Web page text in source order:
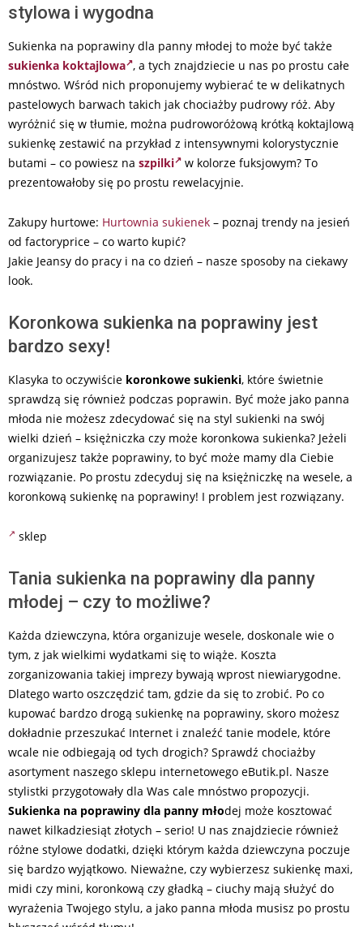
stylowa i wygodna
Sukienka na poprawiny dla panny młodej to może być także
sukienka koktajlowa , a tych znajdziecie u nas po prostu całe
mnóstwo. Wśród nich proponujemy wybierać te w delikatnych
pastelowych barwach takich jak chociażby pudrowy róż. Aby
wyróżnić się w tłumie, można pudroworóżową krótką koktajlową
sukienkę zestawić na przykład z intensywnymi kolorystycznie
butami – co powiesz na szpilki
w kolorze fuksjowym? To
prezentowałoby się po prostu rewelacyjnie.
Zakupy hurtowe: Hurtownia sukienek – poznaj trendy na jesień
od factoryprice – co warto kupić?
Jakie Jeansy do pracy i na co dzień – nasze sposoby na ciekawy
look.
Koronkowa sukienka na poprawiny jest
bardzo sexy!
Klasyka to oczywiście koronkowe sukienki, które świetnie
sprawdzą się również podczas poprawin. Być może jako panna
młoda nie możesz zdecydować się na styl sukienki na swój
wielki dzień – księżniczka czy może koronkowa sukienka? Jeżeli
organizujesz także poprawiny, to być może mamy dla Ciebie
rozwiązanie. Po prostu zdecyduj się na księżniczkę na wesele, a
koronkową sukienkę na poprawiny! I problem jest rozwiązany.
sklep
Tania sukienka na poprawiny dla panny
młodej – czy to możliwe?
Każda dziewczyna, która organizuje wesele, doskonale wie o
tym, z jak wielkimi wydatkami się to wiąże. Koszta
zorganizowania takiej imprezy bywają wprost niewiarygodne.
Dlatego warto oszczędzić tam, gdzie da się to zrobić. Po co
kupować bardzo drogą sukienkę na poprawiny, skoro możesz
dokładnie przeszukać Internet i znaleźć tanie modele, które
wcale nie odbiegają od tych drogich? Sprawdź chociażby
asortyment naszego sklepu internetowego eButik.pl. Nasze
stylistki przygotowały dla Was cale mnóstwo propozycji.
Sukienka na poprawiny dla panny młodej może kosztować
nawet kilkadziesiąt złotych – serio! U nas znajdziecie również
różne stylowe dodatki, dzięki którym każda dziewczyna poczuje
się bardzo wyjątkowo. Nieważne, czy wybierzesz sukienkę maxi,
midi czy mini, koronkową czy gładką – ciuchy mają służyć do
wyrażenia Twojego stylu, a jako panna młoda musisz po prostu